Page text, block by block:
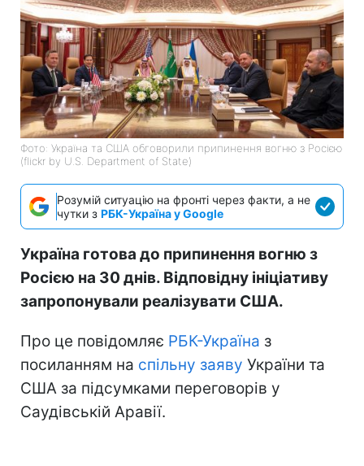
Фото: Україна та США обговорили припинення вогню з Росією
(flickr by U.S. Department of State)
Розумій ситуацію на фронті через факти, а не
чутки з РБК-Україна у Google
Україна готова до припинення вогню з
Росією на 30 днів. Відповідну ініціативу
запропонували реалізувати США.
Про це повідомляє РБК-Україна з
посиланням на спільну заяву України та
США за підсумками переговорів у
Саудівській Аравії.